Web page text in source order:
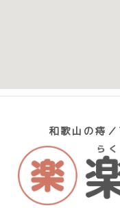
和歌山の痔